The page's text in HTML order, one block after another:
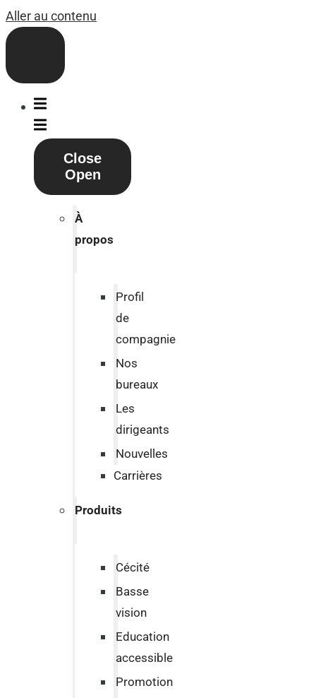
Aller au contenu
Close
Open
À
propos
Profil
de
compagnie
Nos
bureaux
Les
dirigeants
Nouvelles
Carrières
Produits
Cécité
Basse
vision
Education
accessible
Promotion